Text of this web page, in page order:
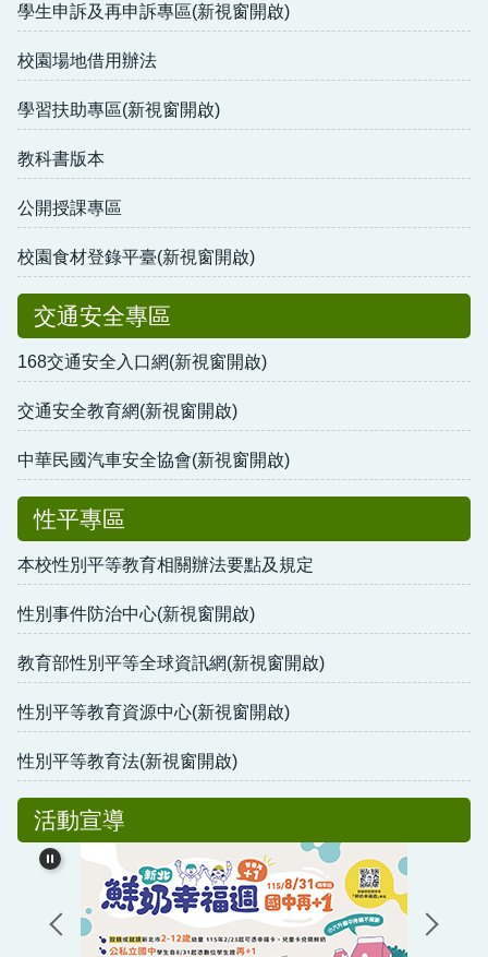
學生申訴及再申訴專區(新視窗開啟)
校園場地借用辦法
學習扶助專區(新視窗開啟)
教科書版本
公開授課專區
校園食材登錄平臺(新視窗開啟)
交通安全專區
168交通安全入口網(新視窗開啟)
交通安全教育網(新視窗開啟)
中華民國汽車安全協會(新視窗開啟)
性平專區
本校性別平等教育相關辦法要點及規定
性別事件防治中心(新視窗開啟)
教育部性別平等全球資訊網(新視窗開啟)
性別平等教育資源中心(新視窗開啟)
性別平等教育法(新視窗開啟)
活動宣導